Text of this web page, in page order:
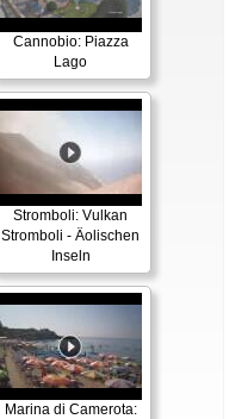
Cannobio: Piazza
Lago
Stromboli: Vulkan
Stromboli - Äolischen
Inseln
Marina di Camerota: